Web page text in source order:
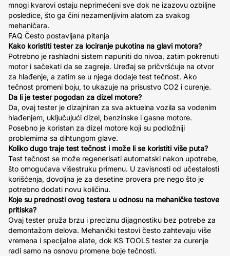
mnogi kvarovi ostaju neprimećeni sve dok ne izazovu ozbiljne
posledice, što ga čini nezamenljivim alatom za svakog
mehaničara.
FAQ Često postavljana pitanja
Kako koristiti tester za lociranje pukotina na glavi motora?
Potrebno je rashladni sistem napuniti do nivoa, zatim pokrenuti
motor i sačekati da se zagreje. Uređaj se pričvršćuje na otvor
za hlađenje, a zatim se u njega dodaje test tečnost. Ako
tečnost promeni boju, to ukazuje na prisustvo CO2 i curenje.
Da li je tester pogodan za dizel motore?
Da, ovaj tester je dizajniran za sva aktuelna vozila sa vodenim
hlađenjem, uključujući dizel, benzinske i gasne motore.
Posebno je koristan za dizel motore koji su podložniji
problemima sa dihtungom glave.
Koliko dugo traje test tečnost i može li se koristiti više puta?
Test tečnost se može regenerisati automatski nakon upotrebe,
što omogućava višestruku primenu. U zavisnosti od učestalosti
korišćenja, dovoljna je za desetine provera pre nego što je
potrebno dodati novu količinu.
Koje su prednosti ovog testera u odnosu na mehaničke testove
pritiska?
Ovaj tester pruža brzu i preciznu dijagnostiku bez potrebe za
demontažom delova. Mehanički testovi često zahtevaju više
vremena i specijalne alate, dok KS TOOLS tester za curenje
radi samo na osnovu promene boje tečnosti.